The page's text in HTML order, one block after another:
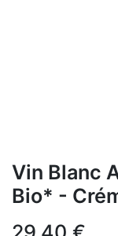
Vin Blanc
Bio* -